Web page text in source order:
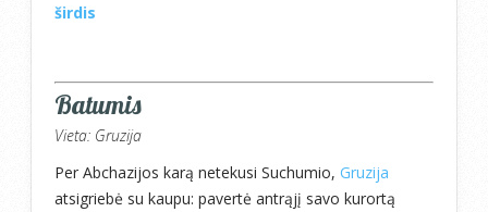
širdis
Batumis
Vieta: Gruzija
Per Abchazijos karą netekusi Suchumio, Gruzija
atsigriebė su kaupu: pavertė antrąjį savo kurortą